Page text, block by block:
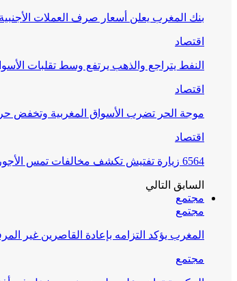
بنك المغرب يعلن أسعار صرف العملات
اقتصاد
النفط يتراجع والذهب يرتفع وسط تقلبات
اقتصاد
موجة الحر تضرب الأسواق المغربية وتخفض
اقتصاد
6564 زيارة تفتيش تكشف مخالفات تمس الأجور والحماية الاجتماعية
السابق التالي
مجتمع
مجتمع
المغرب يؤكد التزامه بإعادة القاصرين غير
مجتمع